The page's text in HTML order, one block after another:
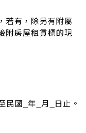
有，除另有附屬
附房屋租賃標的現
民國 年 月 日止。